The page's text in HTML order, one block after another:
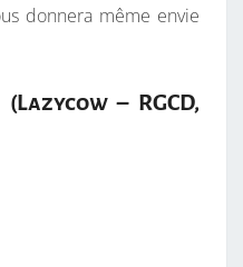
donnera même envie
– RGCD,